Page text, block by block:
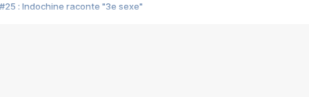
#25 : Indochine raconte "3e sexe"